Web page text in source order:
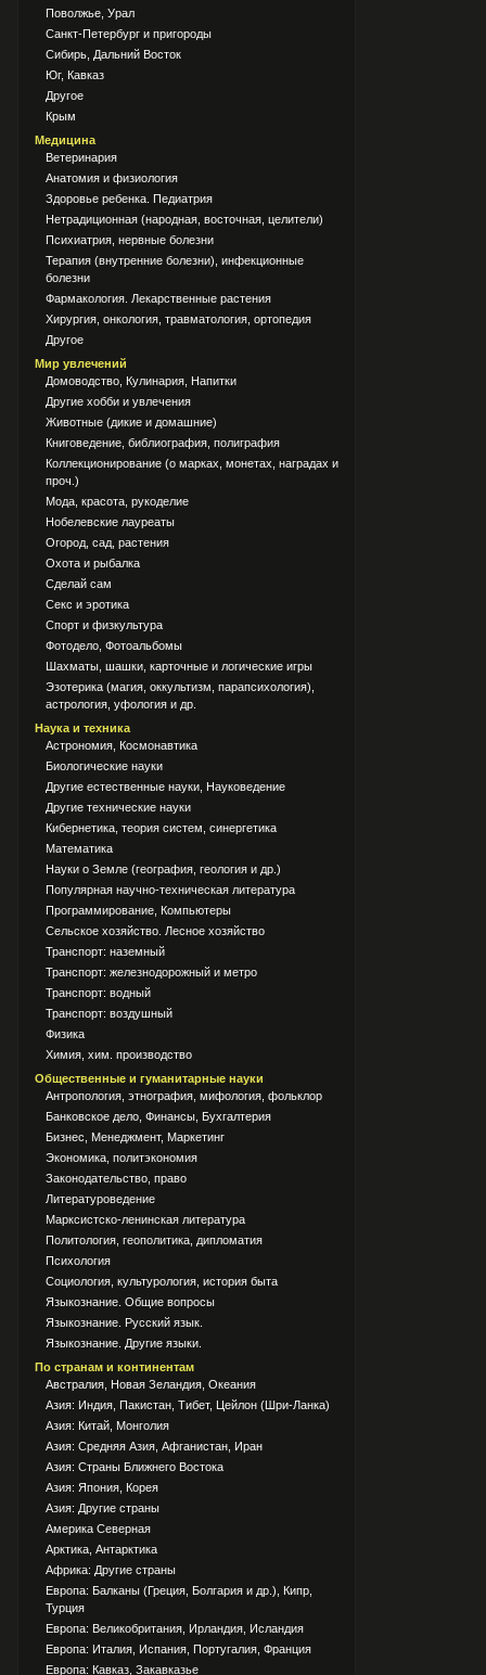
Поволжье, Урал
Санкт-Петербург и пригороды
Сибирь, Дальний Восток
Юг, Кавказ
Другое
Крым
Медицина
Ветеринария
Анатомия и физиология
Здоровье ребенка. Педиатрия
Нетрадиционная (народная, восточная, целители)
Психиатрия, нервные болезни
Терапия (внутренние болезни), инфекционные
болезни
Фармакология. Лекарственные растения
Хирургия, онкология, травматология, ортопедия
Другое
Мир увлечений
Домоводство, Кулинария, Напитки
Другие хобби и увлечения
Животные (дикие и домашние)
Книговедение, библиография, полиграфия
Коллекционирование (о марках, монетах, наградах и
проч.)
Мода, красота, рукоделие
Нобелевские лауреаты
Огород, сад, растения
Охота и рыбалка
Сделай сам
Секс и эротика
Спорт и физкультура
Фотодело, Фотоальбомы
Шахматы, шашки, карточные и логические игры
Эзотерика (магия, оккультизм, парапсихология),
астрология, уфология и др.
Наука и техника
Астрономия, Космонавтика
Биологические науки
Другие естественные науки, Науковедение
Другие технические науки
Кибернетика, теория систем, синергетика
Математика
Науки о Земле (география, геология и др.)
Популярная научно-техническая литература
Программирование, Компьютеры
Сельское хозяйство. Лесное хозяйство
Транспорт: наземный
Транспорт: железнодорожный и метро
Транспорт: водный
Транспорт: воздушный
Физика
Химия, хим. производство
Общественные и гуманитарные науки
Антропология, этнография, мифология, фольклор
Банковское дело, Финансы, Бухгалтерия
Бизнес, Менеджмент, Маркетинг
Экономика, политэкономия
Законодательство, право
Литературоведение
Марксистско-ленинская литература
Политология, геополитика, дипломатия
Психология
Социология, культурология, история быта
Языкознание. Общие вопросы
Языкознание. Русский язык.
Языкознание. Другие языки.
По странам и континентам
Австралия, Новая Зеландия, Океания
Азия: Индия, Пакистан, Тибет, Цейлон (Шри-Ланка)
Азия: Китай, Монголия
Азия: Средняя Азия, Афганистан, Иран
Азия: Страны Ближнего Востока
Азия: Япония, Корея
Азия: Другие страны
Америка Северная
Арктика, Антарктика
Африка: Другие страны
Европа: Балканы (Греция, Болгария и др.), Кипр,
Турция
Европа: Великобритания, Ирландия, Исландия
Европа: Италия, Испания, Португалия, Франция
Европа: Кавказ, Закавказье